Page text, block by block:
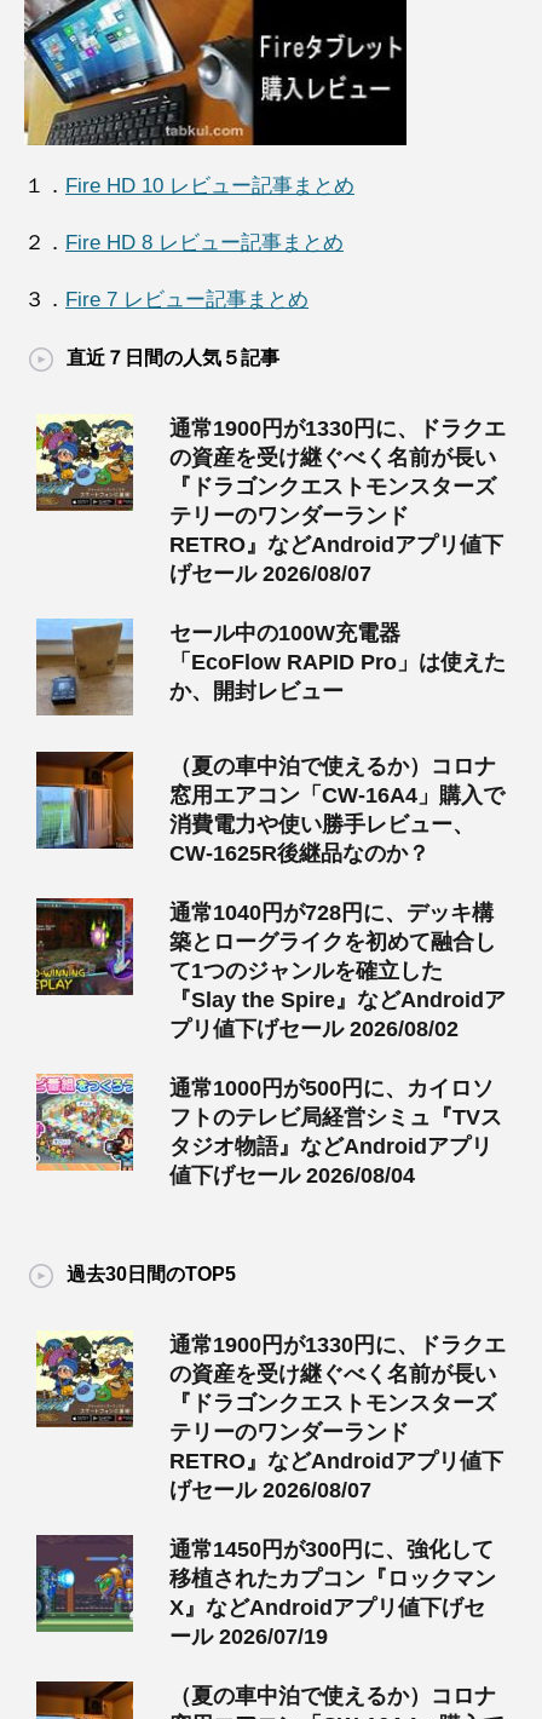
１． Fire HD 10 レビュー記事まとめ
２． Fire HD 8 レビュー記事まとめ
３． Fire 7 レビュー記事まとめ
直近７日間の人気５記事
通常1900円が1330円に、ドラクエ
の資産を受け継ぐべく名前が長い
『ドラゴンクエストモンスターズ
テリーのワンダーランド
RETRO』などAndroidアプリ値下
げセール 2026/08/07
セール中の100W充電器
「EcoFlow RAPID Pro」は使えた
か、開封レビュー
（夏の車中泊で使えるか）コロナ
窓用エアコン「CW-16A4」購入で
消費電力や使い勝手レビュー、
CW-1625R後継品なのか？
通常1040円が728円に、デッキ構
築とローグライクを初めて融合し
て1つのジャンルを確立した
『Slay the Spire』などAndroidア
プリ値下げセール 2026/08/02
通常1000円が500円に、カイロソ
フトのテレビ局経営シミュ『TVス
タジオ物語』などAndroidアプリ
値下げセール 2026/08/04
過去30日間のTOP5
通常1900円が1330円に、ドラクエ
の資産を受け継ぐべく名前が長い
『ドラゴンクエストモンスターズ
テリーのワンダーランド
RETRO』などAndroidアプリ値下
げセール 2026/08/07
通常1450円が300円に、強化して
移植されたカプコン『ロックマン
X』などAndroidアプリ値下げセ
ール 2026/07/19
（夏の車中泊で使えるか）コロナ